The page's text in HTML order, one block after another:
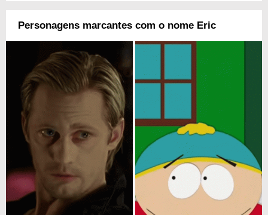
Personagens marcantes com o nome Eric